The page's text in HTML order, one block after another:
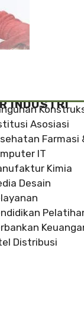
INDUSTRI
Asosiasi
IT
Kimia
Desain
Distribusi